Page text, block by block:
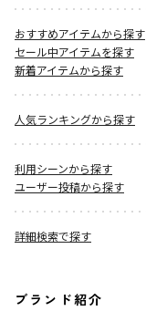
おすすめアイテムから探す
セール中アイテムを探す
新着アイテムから探す
人気ランキングから探す
利用シーンから探す
ユーザー投稿から探す
詳細検索で探す
ブランド紹介